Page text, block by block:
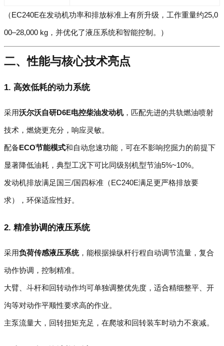
（EC240E在发动机功率和排放标准上有所升级，工作重量约25,0
00–28,000 kg，并优化了液压系统和智能控制。）
二、性能与核心技术亮点
1. 高效低耗的动力系统
采用沃尔沃自研D6E电控柴油发动机，匹配先进的共轨燃油喷射
技术，燃烧更充分，响应灵敏。
配备ECO节能模式和自动怠速功能，可在不影响挖掘力的前提下
显著降低油耗，典型工况下可比同级别机型节油5%~10%。
发动机排放满足国三/国四标准（EC240E满足更严格排放要
求），环保适应性好。
2. 精准协调的液压系统
采用负荷传感液压系统，能根据操纵杆行程自动调节流量，复合
动作协调，控制精准。
大臂、斗杆和回转动作均可单独调整优先度，适合精细整平、开
沟等对动作平顺性要求高的作业。
主泵流量大，回转扭矩充足，在爬坡和回转装车时动力不衰减。